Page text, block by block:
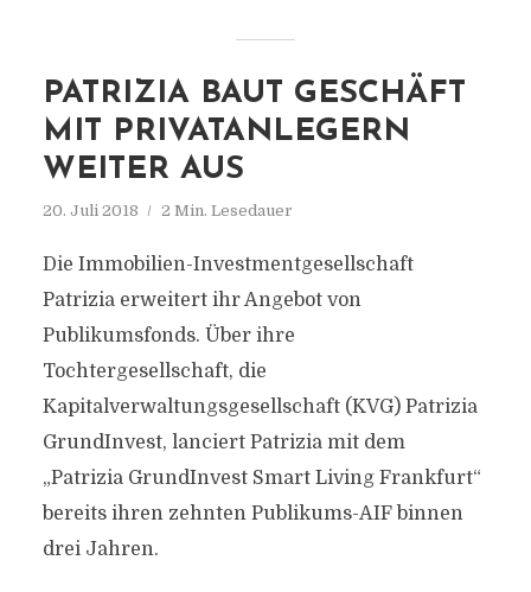
PATRIZIA BAUT GESCHÄFT
MIT PRIVATANLEGERN
WEITER AUS
20. Juli 2018 2 Min. Lesedauer
Die Immobilien-Investmentgesellschaft
Patrizia erweitert ihr Angebot von
Publikumsfonds. Über ihre
Tochtergesellschaft, die
Kapitalverwaltungsgesellschaft (KVG) Patrizia
GrundInvest, lanciert Patrizia mit dem
„Patrizia GrundInvest Smart Living Frankfurt“
bereits ihren zehnten Publikums-AIF binnen
drei Jahren.